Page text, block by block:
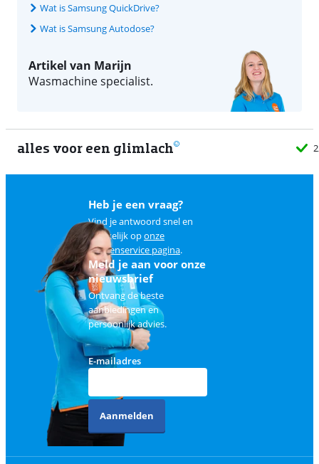
Wat is Samsung QuickDrive?
Wat is Samsung Autodose?
Artikel van Marijn
Wasmachine specialist.
alles voor een glimlach
Heb je een vraag?
Vind je antwoord snel en
makkelijk oponze
klantenservice pagina.
Meld je aan voor onze
nieuwsbrief
Ontvang de beste
aanbiedingen en
persoonlijk advies.
E-mailadres
Aanmelden